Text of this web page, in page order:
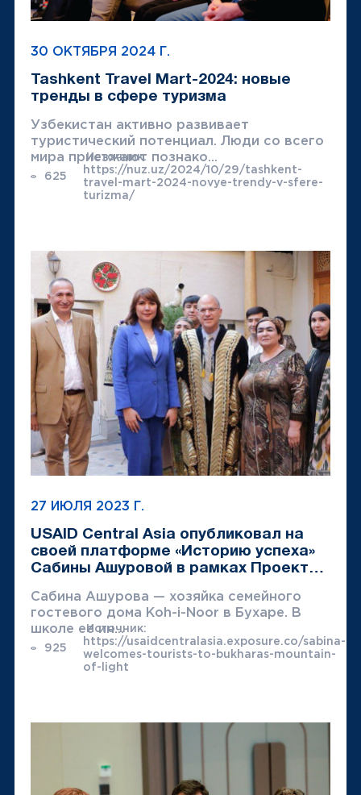
30 ОКТЯБРЯ 2024 Г.
Tashkent Travel Mart-2024: новые
тренды в сфере туризма
Узбекистан активно развивает
туристический потенциал. Люди со всего
мира приезжают познако...
625
Источник:
https://nuz.uz/2024/10/29/tashkent-
travel-mart-2024-novye-trendy-v-sfere-
turizma/
27 ИЮЛЯ 2023 Г.
USAID Central Asia опубликовал на
своей платформе «Историю успеха»
Сабины Ашуровой в рамках Проекта
Cабина Ашурова — хозяйка семейного
гостевого дома Koh-i-Noor в Бухаре. В
школе ее ин...
925
Источник:
https://usaidcentralasia.exposure.co/sabina-
welcomes-tourists-to-bukharas-mountain-
of-light